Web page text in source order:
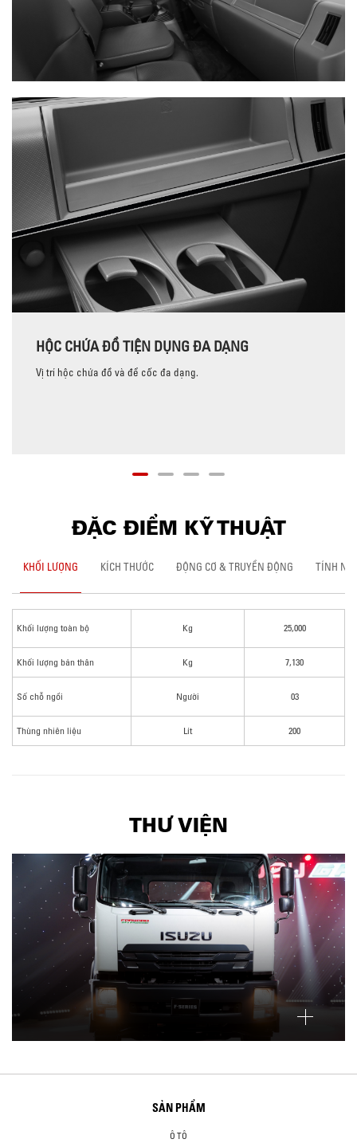
HỘC CHỨA ĐỒ TIỆN DỤNG ĐA DẠNG
Vị trí hộc chứa đồ và để cốc đa dạng.
ĐẶC ĐIỂM KỸ THUẬT
KHỐI LƯỢNG KÍCH THƯỚC ĐỘNG CƠ & TRUYỀN ĐỘNG TÍNH
Khối lượng toàn bộ Kg 25,000
Khối lượng bản thân Kg 7,130
Số chỗ ngồi Người 03
Thùng nhiên liệu Lít 200
THƯ VIỆN
SẢN PHẨM
Ô TÔ